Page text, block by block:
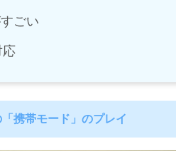
ごい
携帯モード」のプレイ